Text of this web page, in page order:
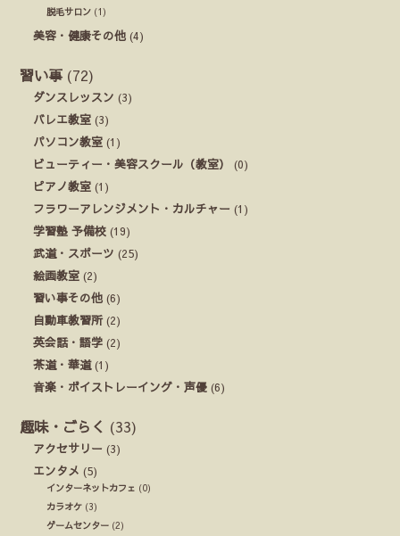
脱毛サロン (1)
美容・健康その他 (4)
習い事 (72)
ダンスレッスン (3)
バレエ教室 (3)
パソコン教室 (1)
ビューティー・美容スクール（教室）
(0)
ピアノ教室 (1)
フラワーアレンジメント・カルチャー (1)
学習塾 予備校 (19)
武道・スポーツ (25)
絵画教室 (2)
習い事その他 (6)
自動車教習所(2)
英会話・語学 (2)
茶道・華道(1)
音楽・ボイストレーイング・声優 (6)
趣味・ごらく (33)
アクセサリー (3)
エンタメ (5)
インターネットカフェ (0)
カラオケ (3)
ゲームセンター (2)